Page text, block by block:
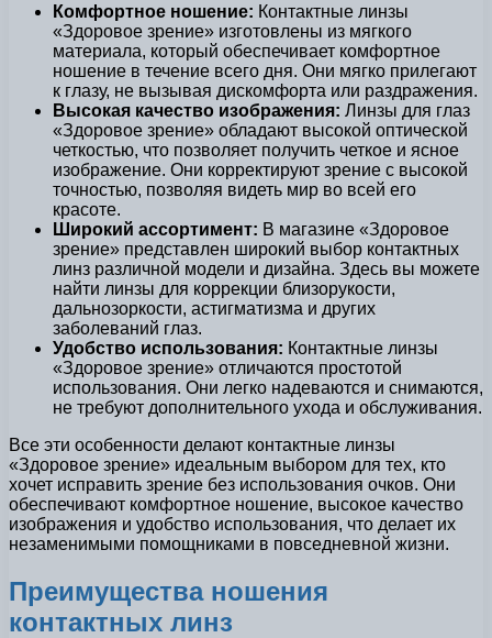
Комфортное ношение: Контактные линзы
«Здоровое зрение» изготовлены из мягкого
материала, который обеспечивает комфортное
ношение в течение всего дня. Они мягко прилегают
к глазу, не вызывая дискомфорта или раздражения.
Высокая качество изображения: Линзы для глаз
«Здоровое зрение» обладают высокой оптической
четкостью, что позволяет получить четкое и ясное
изображение. Они корректируют зрение с высокой
точностью, позволяя видеть мир во всей его
красоте.
Широкий ассортимент: В магазине «Здоровое
зрение» представлен широкий выбор контактных
линз различной модели и дизайна. Здесь вы можете
найти линзы для коррекции близорукости,
дальнозоркости, астигматизма и других
заболеваний глаз.
Удобство использования: Контактные линзы
«Здоровое зрение» отличаются простотой
использования. Они легко надеваются и снимаются,
не требуют дополнительного ухода и обслуживания.
Все эти особенности делают контактные линзы
«Здоровое зрение» идеальным выбором для тех, кто
хочет исправить зрение без использования очков. Они
обеспечивают комфортное ношение, высокое качество
изображения и удобство использования, что делает их
незаменимыми помощниками в повседневной жизни.
Преимущества ношения
контактных линз